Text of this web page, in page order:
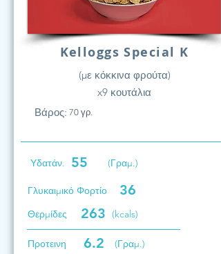
Kelloggs Special K
(με κόκκινα φρούτα)
x9 κουτάλια
Βάρος: 70 γρ.
Υδατάν. 55 (Γραμ.)
Γλυκαιμικό Φορτίο 36
Θερμίδες 263 (kcals)
Προτεινη 6.2
(Γραμ.)